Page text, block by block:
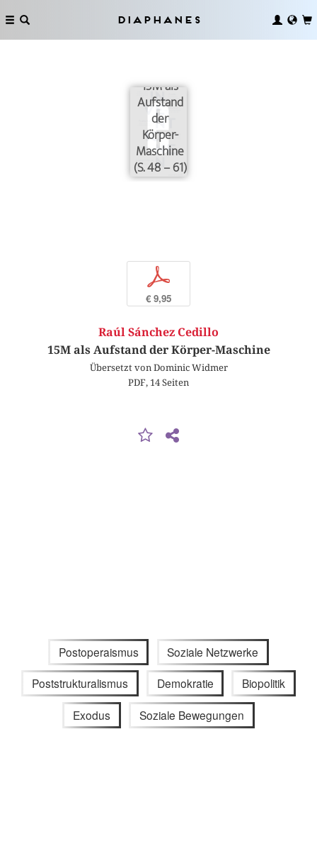
Diaphanes
15M als
Aufstand
der
Körper-
Maschine
(S. 48 – 61)
p
€ 9,95
Raúl Sánchez Cedillo
15M als Aufstand der Körper-Maschine
Übersetzt von Dominic Widmer
PDF, 14 Seiten
Postoperaismus Soziale Netzwerke
Poststrukturalismus Demokratie Biopolitik
Exodus Soziale Bewegungen